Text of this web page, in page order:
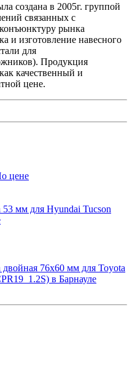
создана в 2005г. группой
связанных с
рынка
и изготовление навесного
для
Продукция
качественный и
цене.
цене
53 мм для Hyundai Tucson
двойная 76x60 мм для Toyota
в Барнауле